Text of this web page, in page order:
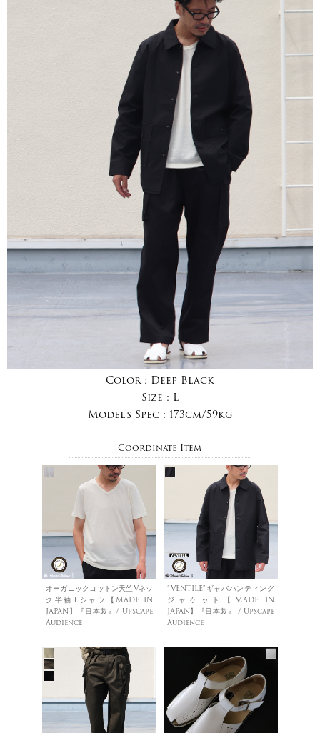
Color : Deep Black
Size : L
Model's Spec : 173cm/59kg
Coordinate Item
オーガニックコットン天竺Vネッ
ク半袖Tシャツ【MADE IN
JAPAN】『日本製』/ Upscape
Audience
”VENTILE"ギャバハンティング
ジャケット【MADE IN
JAPAN】『日本製』 / Upscape
Audience